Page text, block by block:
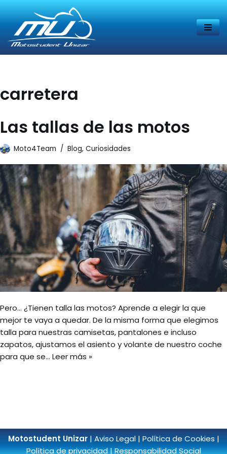
Saltar
al
carretera
Las tallas de las motos
Moto4Team Blog, Curiosidades
Pero… ¿Tienen talla las motos? Aprende a elegir la que
mejor te vaya a quedar. De la misma forma que elegimos
talla para nuestras camisetas, pantalones e incluso
zapatos, ajustamos el asiento y volante de nuestro coche
para que se… Leer más »
Motostudent Unizar|Aviso Legal|Política de Cookies|
Política de privacidad|Responsabilidad Social